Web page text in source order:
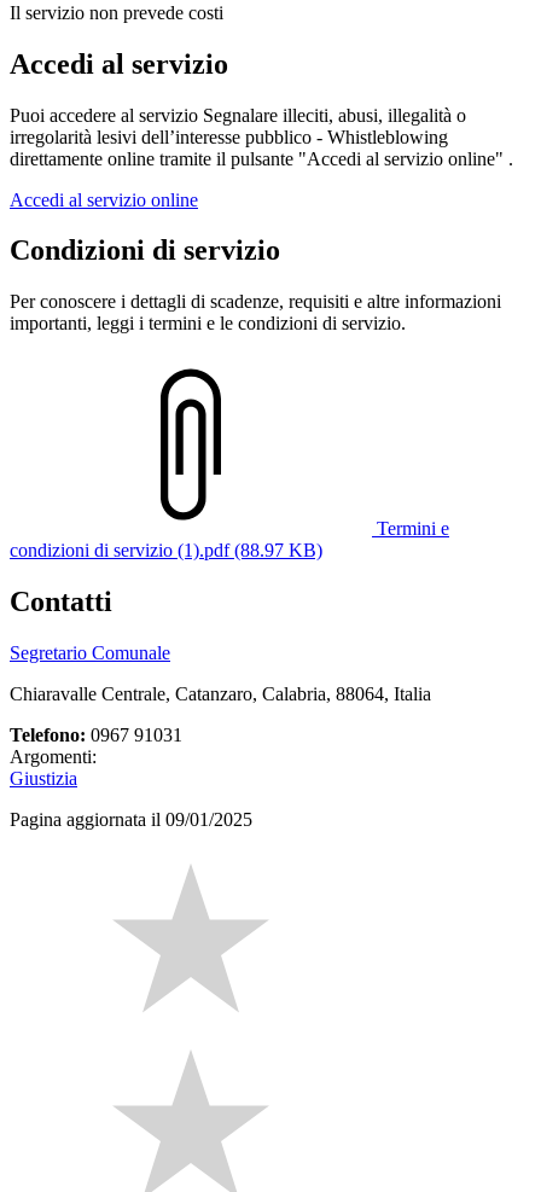
Il servizio non prevede costi
Accedi al servizio
Puoi accedere al servizio Segnalare illeciti, abusi, illegalità o
irregolarità lesivi dell’interesse pubblico - Whistleblowing
direttamente online tramite il pulsante "Accedi al servizio online" .
Accedi al servizio online
Condizioni di servizio
Per conoscere i dettagli di scadenze, requisiti e altre informazioni
importanti, leggi i termini e le condizioni di servizio.
Termini e
condizioni di servizio (1).pdf (88.97 KB)
Contatti
Segretario Comunale
Chiaravalle Centrale, Catanzaro, Calabria, 88064, Italia
Telefono: 0967 91031
Argomenti:
Giustizia
Pagina aggiornata il 09/01/2025